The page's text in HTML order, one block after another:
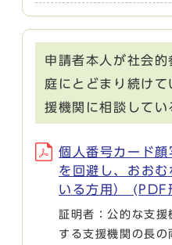
申請者本人が社会
庭にとどまり続け
援機関に相談してい
個人番号カード
を回避し、おお
いる方用）
証明者：公的な支
する支援機関の長の